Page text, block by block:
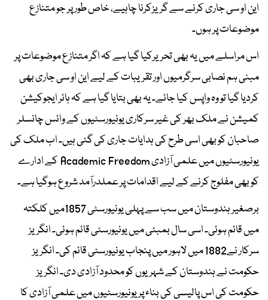
این او سی جاری کرنے سے گریزکرنا چاہیے، خاص طور پر جو متنازع
موضوعات پر ہوں۔
اس مراسلے میں یہ بھی تحریرکیا گیا ہے کہ اگر متنازع موضوعات پر
مبنی ہم نصابی سرگرمیوں اور تقریبات کے لیے این او سی جاری بھی
کردیا گیا تو وہ واپس کیا جائے۔ یہ بھی بتایا گیا ہے کہ ہائر ایجوکیشن
کمیشن نے ملک بھر کی غیر سرکاری یونیورسٹیوں کے وائس چانسلر
صاحبان کو بھی اسی طرح کی ہدایات جاری کی گئی ہیں۔ اب ملک کی
یونیورسٹیوں میں علمی آزادی Academic Freedom کے ادارے
کو بھی مفلوج کرنے کے لیے اقدامات پر عملدرآمد شروع ہوگیا ہے۔
برصغیر ہندوستان میں سب سے پہلی یونیورسٹی 1857میں کلکتہ
میں قائم ہوئی۔ اسی سال بمبئی میں یونیورسٹی قائم ہوئی۔ انگریز
سرکار نے1882 میں لاہور میں پنجاب یونیورسٹی قائم کی۔ انگریز
حکومت نے ہندوستان کے شہریوں کو محدود آزادی دی۔ انگریز
حکومت کی اس پالیسی کی بناء پر یونیورسٹیوں میں علمی آزادی کا